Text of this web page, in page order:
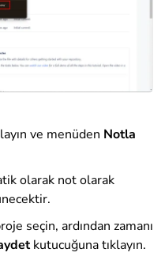
ve menüden Notla
olarak not olarak
seçin, ardından zamanı
kutucuğuna tıklayın.